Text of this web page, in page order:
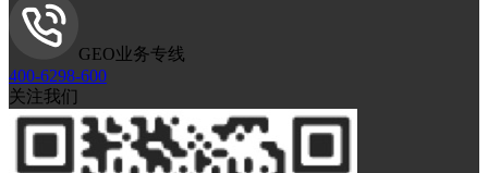
GEO业务专线
400-6298-600
关注我们